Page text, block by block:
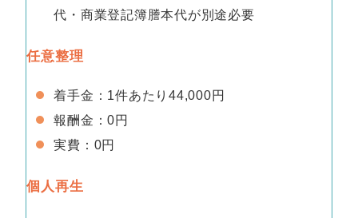
代・商業登記簿謄本代が別途必要
任意整理
着手金：1件あたり44,000円
報酬金：0円
実費：0円
個人再生